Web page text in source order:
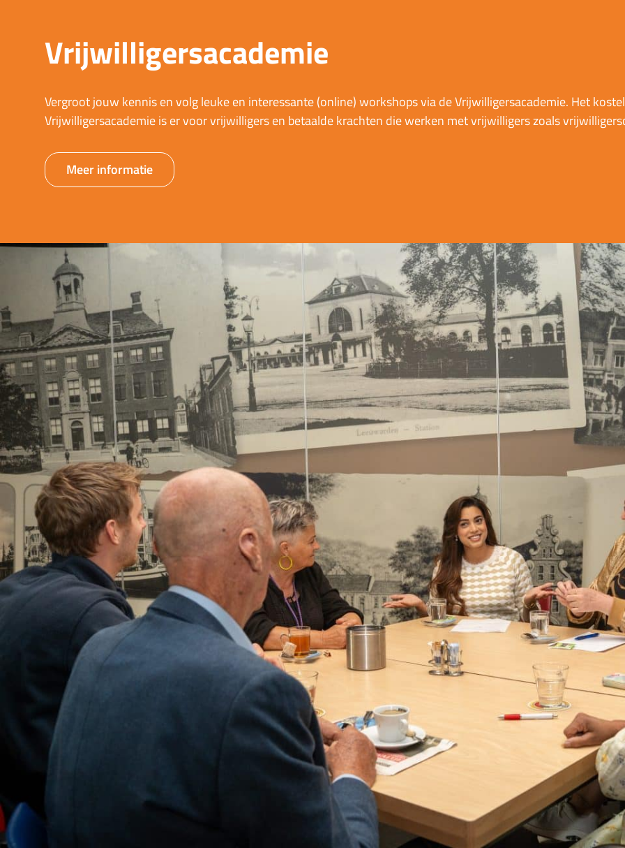
Vrijwilligersacademie
Vergroot jouw kennis en volg leuke en interessante (online) workshops via de Vrijwilligersacademie. Het
Vrijwilligersacademie is er voor vrijwilligers en betaalde krachten die werken met vrijwilligers zoals
Meer informatie